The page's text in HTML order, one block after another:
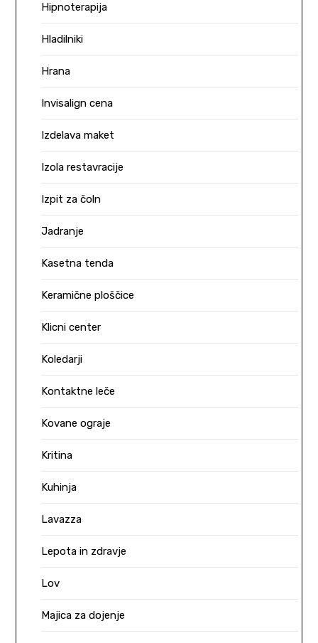
Hipnoterapija
Hladilniki
Hrana
Invisalign cena
Izdelava maket
Izola restavracije
Izpit za čoln
Jadranje
Kasetna tenda
Keramične ploščice
Klicni center
Koledarji
Kontaktne leče
Kovane ograje
Kritina
Kuhinja
Lavazza
Lepota in zdravje
Lov
Majica za dojenje